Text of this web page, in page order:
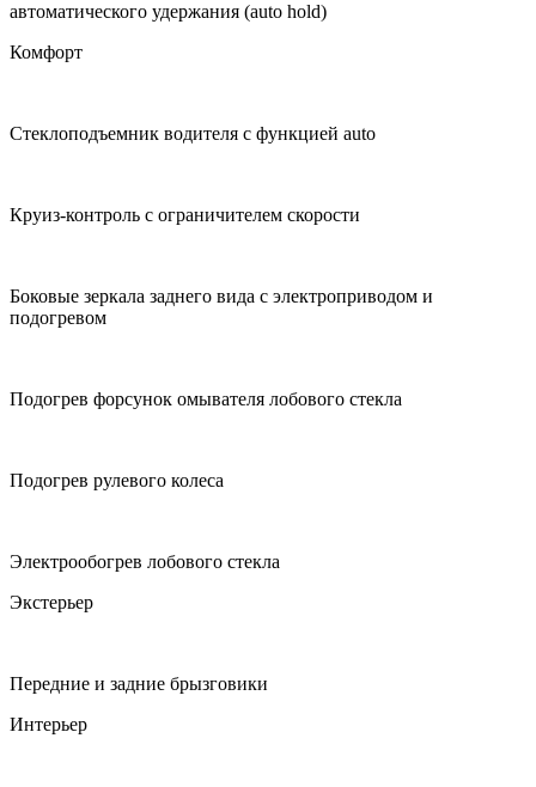
автоматического удержания (auto hold)
Комфорт
Стеклоподъемник водителя с функцией auto
Круиз-контроль с ограничителем скорости
Боковые зеркала заднего вида с электроприводом и
подогревом
Подогрев форсунок омывателя лобового стекла
Подогрев рулевого колеса
Электрообогрев лобового стекла
Экстерьер
Передние и задние брызговики
Интерьер